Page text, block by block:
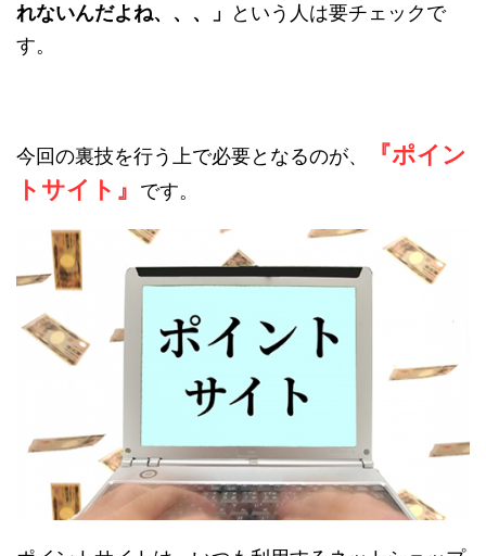
れないんだよね、、、」
という人は要チェックで
す。
今回の裏技を行う上で必要となるのが、
『ポイン
トサイト』
です。